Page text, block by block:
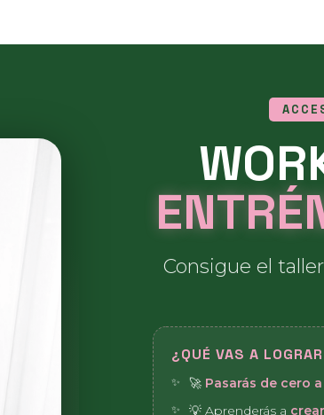
Consigue el
¿QUÉ VAS A
🚀 Pasarás de cero
💡 Aprenderás a